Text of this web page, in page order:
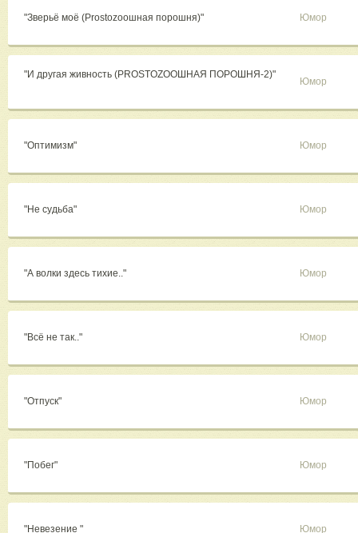
"Зверьё моё (Prostozooшная порошня)" Юмор
"И другая живность (PROSTOZOOШНАЯ ПОРОШНЯ-2)"
Юмор
"Оптимизм" Юмор
"Не судьба" Юмор
"А волки здесь тихие.." Юмор
"Всё не так.." Юмор
"Отпуск" Юмор
"Побег" Юмор
"Невезение " Юмор